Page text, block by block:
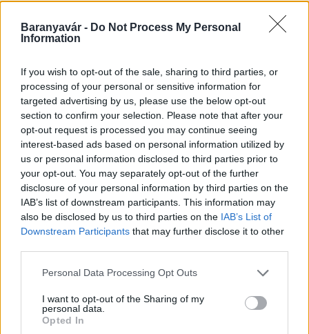
Baranyavár - Do Not Process My Personal
Information
If you wish to opt-out of the sale, sharing to third parties, or
processing of your personal or sensitive information for
targeted advertising by us, please use the below opt-out
section to confirm your selection. Please note that after your
opt-out request is processed you may continue seeing
interest-based ads based on personal information utilized by
us or personal information disclosed to third parties prior to
your opt-out. You may separately opt-out of the further
disclosure of your personal information by third parties on the
IAB’s list of downstream participants. This information may
also be disclosed by us to third parties on the IAB’s List of
Downstream Participants that may further disclose it to other
Please note that this website/app uses one or more Google
not limited to your visit or usage behaviour. You may click to
grant or deny consent to Google and its third-party tags to
use your data for below specified purposes in below Google
Personal Data Processing Opt Outs
I want to opt-out of the Sharing of my
personal data.
Opted In
Miért éri meg Afrikában utat építeni?
Minden, amit a GED Afrika projektről
tudni kell
Kultúra
Kihívások labirintusában
Országos hírek
Túlfogyasztás napja - július 30-ra
felhasználta az emberiség a Föld egész
Aktuális